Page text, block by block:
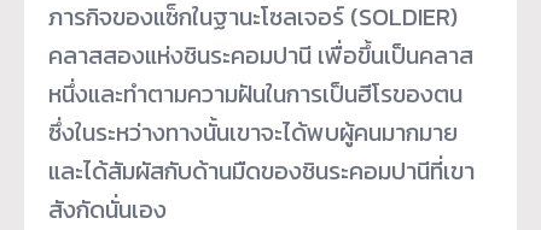
ภารกิจของแซ็กในฐานะโซลเจอร์ (SOLDIER)
คลาสสองแห่งชินระคอมปานี เพื่อขึ้นเป็นคลาส
หนึ่งและทำตามความฝันในการเป็นฮีโรของตน
ซึ่งในระหว่างทางนั้นเขาจะได้พบผู้คนมากมาย
และได้สัมผัสกับด้านมืดของชินระคอมปานีที่เขา
สังกัดนั่นเอง